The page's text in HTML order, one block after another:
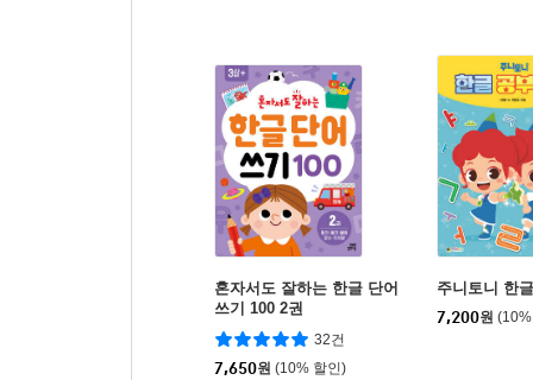
혼자서도 잘하는 한글 단어
쓰기 100 2권
32건
7,650원 (10% 할인)
주니토니 한
7,200원